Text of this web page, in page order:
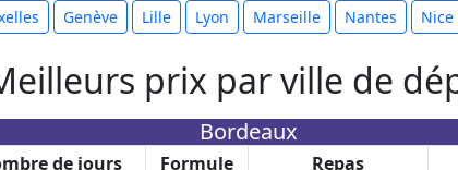
Genève Lille Lyon Marseille Nantes Nice
prix par ville de
Bordeaux
de jours Formule Repas